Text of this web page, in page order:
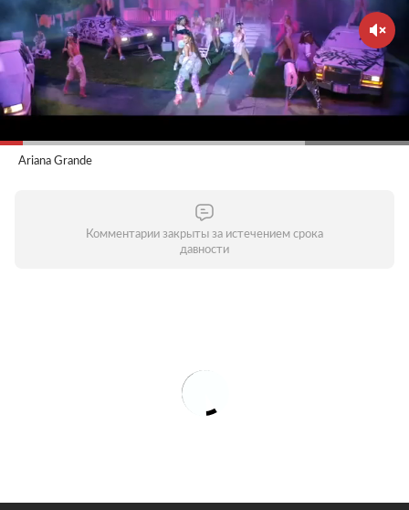
Ariana Grande
Комментарии закрыты за истечением срока
давности